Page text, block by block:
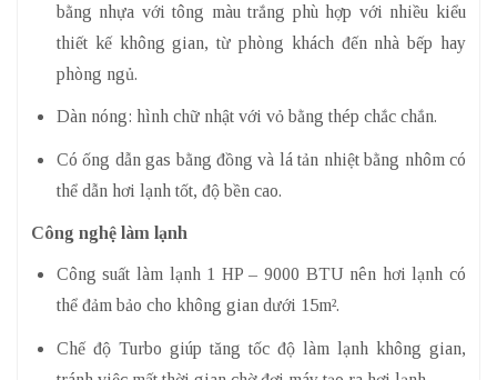
bằng nhựa với tông màu trắng phù hợp với nhiều kiểu
thiết kế không gian, từ phòng khách đến nhà bếp hay
phòng ngủ.
Dàn nóng: hình chữ nhật với vỏ bằng thép chắc chắn.
Có ống dẫn gas bằng đồng và lá tản nhiệt bằng nhôm có
thể dẫn hơi lạnh tốt, độ bền cao.
Công nghệ làm lạnh
Công suất làm lạnh 1 HP – 9000 BTU nên hơi lạnh có
thể đảm bảo cho không gian dưới 15m².
Chế độ Turbo giúp tăng tốc độ làm lạnh không gian,